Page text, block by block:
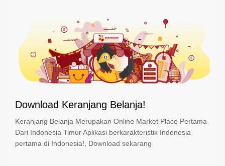
Download Keranjang Belanja!
Keranjang Belanja Merupakan Online Market Place Pertama
Dari Indonesia Timur Aplikasi berkarakteristik Indonesia
pertama di Indonesia!, Download sekarang